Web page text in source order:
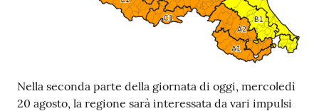
Seguici
su
Nella seconda parte della giornata di oggi, mercoledì
20 agosto, la regione sarà interessata da vari impulsi